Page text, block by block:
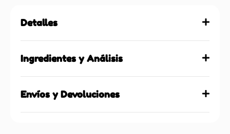
Detalles
Ingredientes y Análisis
Envíos y Devoluciones